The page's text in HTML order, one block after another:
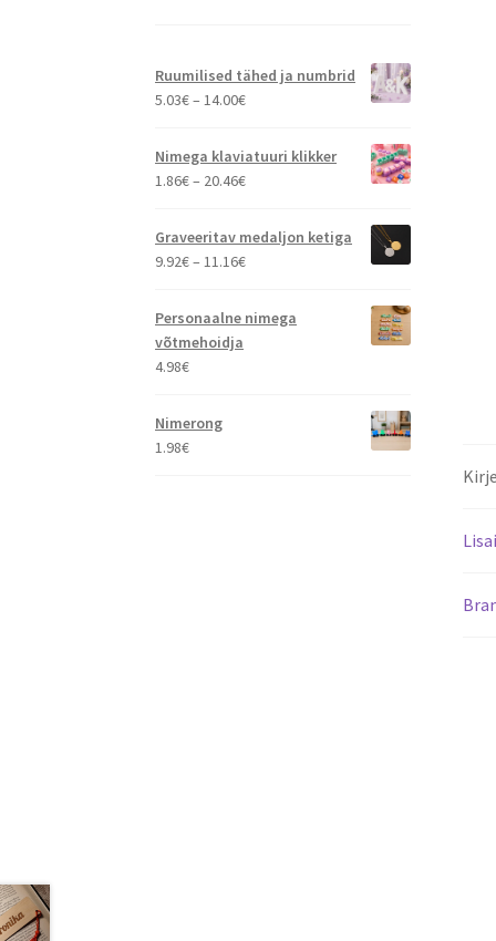
Ruumilised tähed ja numbrid
5.03€– 14.00€Hinnavahemik:
kuni
14.00€
Nimega klaviatuuri klikker
1.86€– 20.46€Hinnavahemik:
kuni
20.46€
Graveeritav medaljon ketiga
9.92€– 11.16€Hinnavahemik:
kuni
11.16€
Personaalne nimega
võtmehoidja
4.98€
Nimerong
1.98€